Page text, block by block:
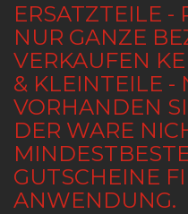
ERSATZTEILE -
NUR GANZE
VERKAUFEN
& KLEINTEILE -
VORHANDEN
DER WARE
GUTSCHEINE
ANWENDUNG.